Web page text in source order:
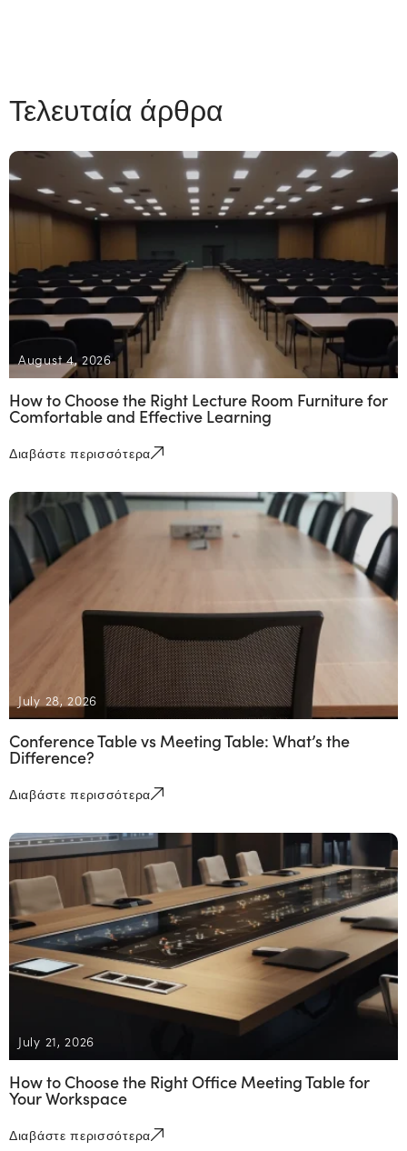
Τελευταία άρθρα
August 4, 2026
How to Choose the Right Lecture Room Furniture for
Comfortable and Effective Learning
Διαβάστε περισσότερα
July 28, 2026
Conference Table vs Meeting Table: What’s the
Difference?
Διαβάστε περισσότερα
July 21, 2026
How to Choose the Right Office Meeting Table for
Your Workspace
Διαβάστε περισσότερα